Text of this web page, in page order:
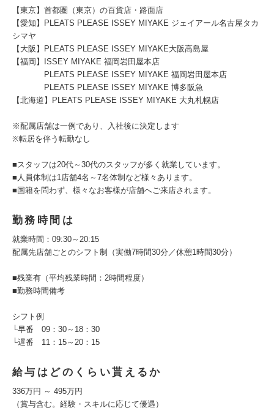
【東京】首都圏（東京）の百貨店・路面店
【愛知】PLEATS PLEASE ISSEY MIYAKE ジェイアール名古屋タカ
シマヤ
【大阪】PLEATS PLEASE ISSEY MIYAKE大阪高島屋
【福岡】ISSEY MIYAKE 福岡岩田屋本店
PLEATS PLEASE ISSEY MIYAKE 福岡岩田屋本店
PLEATS PLEASE ISSEY MIYAKE 博多阪急
【北海道】PLEATS PLEASE ISSEY MIYAKE 大丸札幌店
※配属店舗は一例であり、入社後に決定します
※転居を伴う転勤なし
■スタッフは20代～30代のスタッフが多く就業しています。
■人員体制は1店舗4名～7名体制など様々あります。
■国籍を問わず、様々なお客様が店舗へご来店されます。
勤務時間は
就業時間：09:30～20:15
配属先店舗ごとのシフト制（実働7時間30分／休憩1時間30分）
■残業有（平均残業時間：2時間程度）
■勤務時間備考
シフト例
└早番 09：30～18：30
└遅番 11：15～20：15
給与はどのくらい貰えるか
336万円 ～ 495万円
（賞与含む。経験・スキルに応じて優遇）